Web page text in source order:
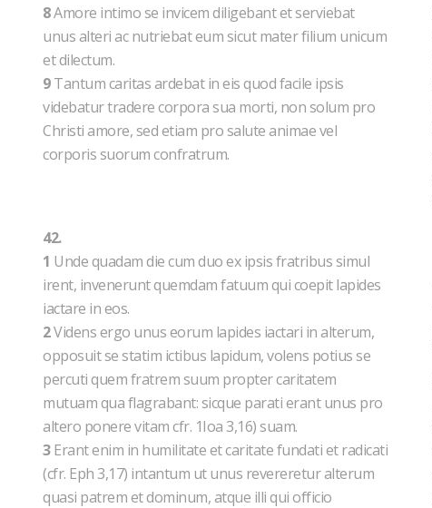
8Amore intimo se invicem diligebant et serviebat
unus alteri ac nutriebat eum sicut mater filium unicum
et dilectum.
9Tantum caritas ardebat in eis quod facile ipsis
videbatur tradere corpora sua morti, non solum pro
Christi amore, sed etiam pro salute animae vel
corporis suorum confratrum.
42.
1 Unde quadam die cum duo ex ipsis fratribus simul
irent, invenerunt quemdam fatuum qui coepit lapides
iactare in eos.
2Videns ergo unus eorum lapides iactari in alterum,
opposuit se statim ictibus lapidum, volens potius se
percuti quem fratrem suum propter caritatem
mutuam qua flagrabant: sicque parati erant unus pro
altero ponere vitam cfr. 1Ioa 3,16) suam.
3Erant enim in humilitate et caritate fundati et radicati
(cfr. Eph 3,17) intantum ut unus revereretur alterum
quasi patrem et dominum, atque illi qui officio